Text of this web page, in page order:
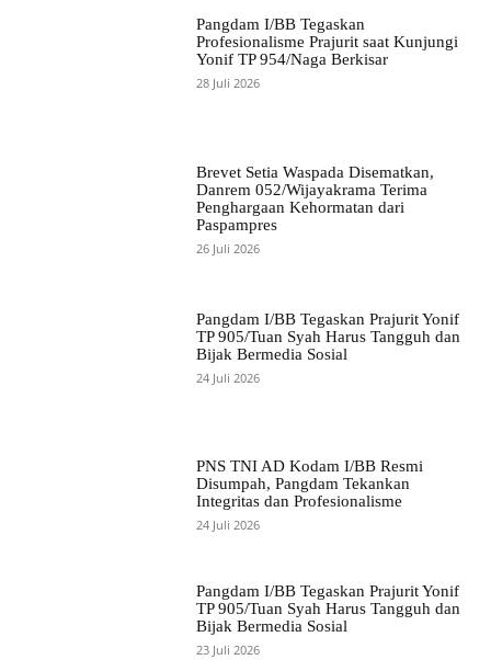
Pangdam I/BB Tegaskan
Profesionalisme Prajurit saat Kunjungi
Yonif TP 954/Naga Berkisar
28 Juli 2026
Brevet Setia Waspada Disematkan,
Danrem 052/Wijayakrama Terima
Penghargaan Kehormatan dari
Paspampres
26 Juli 2026
Pangdam I/BB Tegaskan Prajurit Yonif
TP 905/Tuan Syah Harus Tangguh dan
Bijak Bermedia Sosial
24 Juli 2026
PNS TNI AD Kodam I/BB Resmi
Disumpah, Pangdam Tekankan
Integritas dan Profesionalisme
24 Juli 2026
Pangdam I/BB Tegaskan Prajurit Yonif
TP 905/Tuan Syah Harus Tangguh dan
Bijak Bermedia Sosial
23 Juli 2026